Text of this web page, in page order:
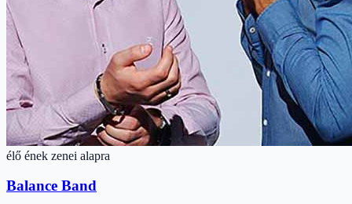
élő ének zenei alapra
Balance Band